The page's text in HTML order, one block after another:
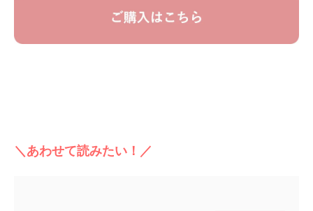
＼あわせて読みたい！／